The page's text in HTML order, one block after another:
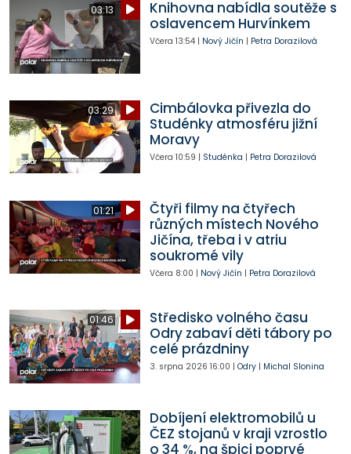
03:13
Knihovna nabídla soutěže s
oslavencem Hurvínkem
Včera 13:54| Nový Jičín | Petra Dorazilová
03:29
Cimbálovka přivezla do
Studénky atmosféru jižní
Moravy
Včera 10:59 | Studénka | Petra Dorazilová
01:21
Čtyři filmy na čtyřech
různých místech Nového
Jičína, třeba i v atriu
soukromé vily
Včera 8:00 | Nový Jičín | Petra Dorazilová
01:46
Středisko volného času
Odry zabaví děti tábory po
celé prázdniny
3. srpna 2026 16:00 | Odry| Michal Slonina
Dobíjení elektromobilů u
ČEZ stojanů v kraji vzrostlo
o 34 %, na špici poprvé